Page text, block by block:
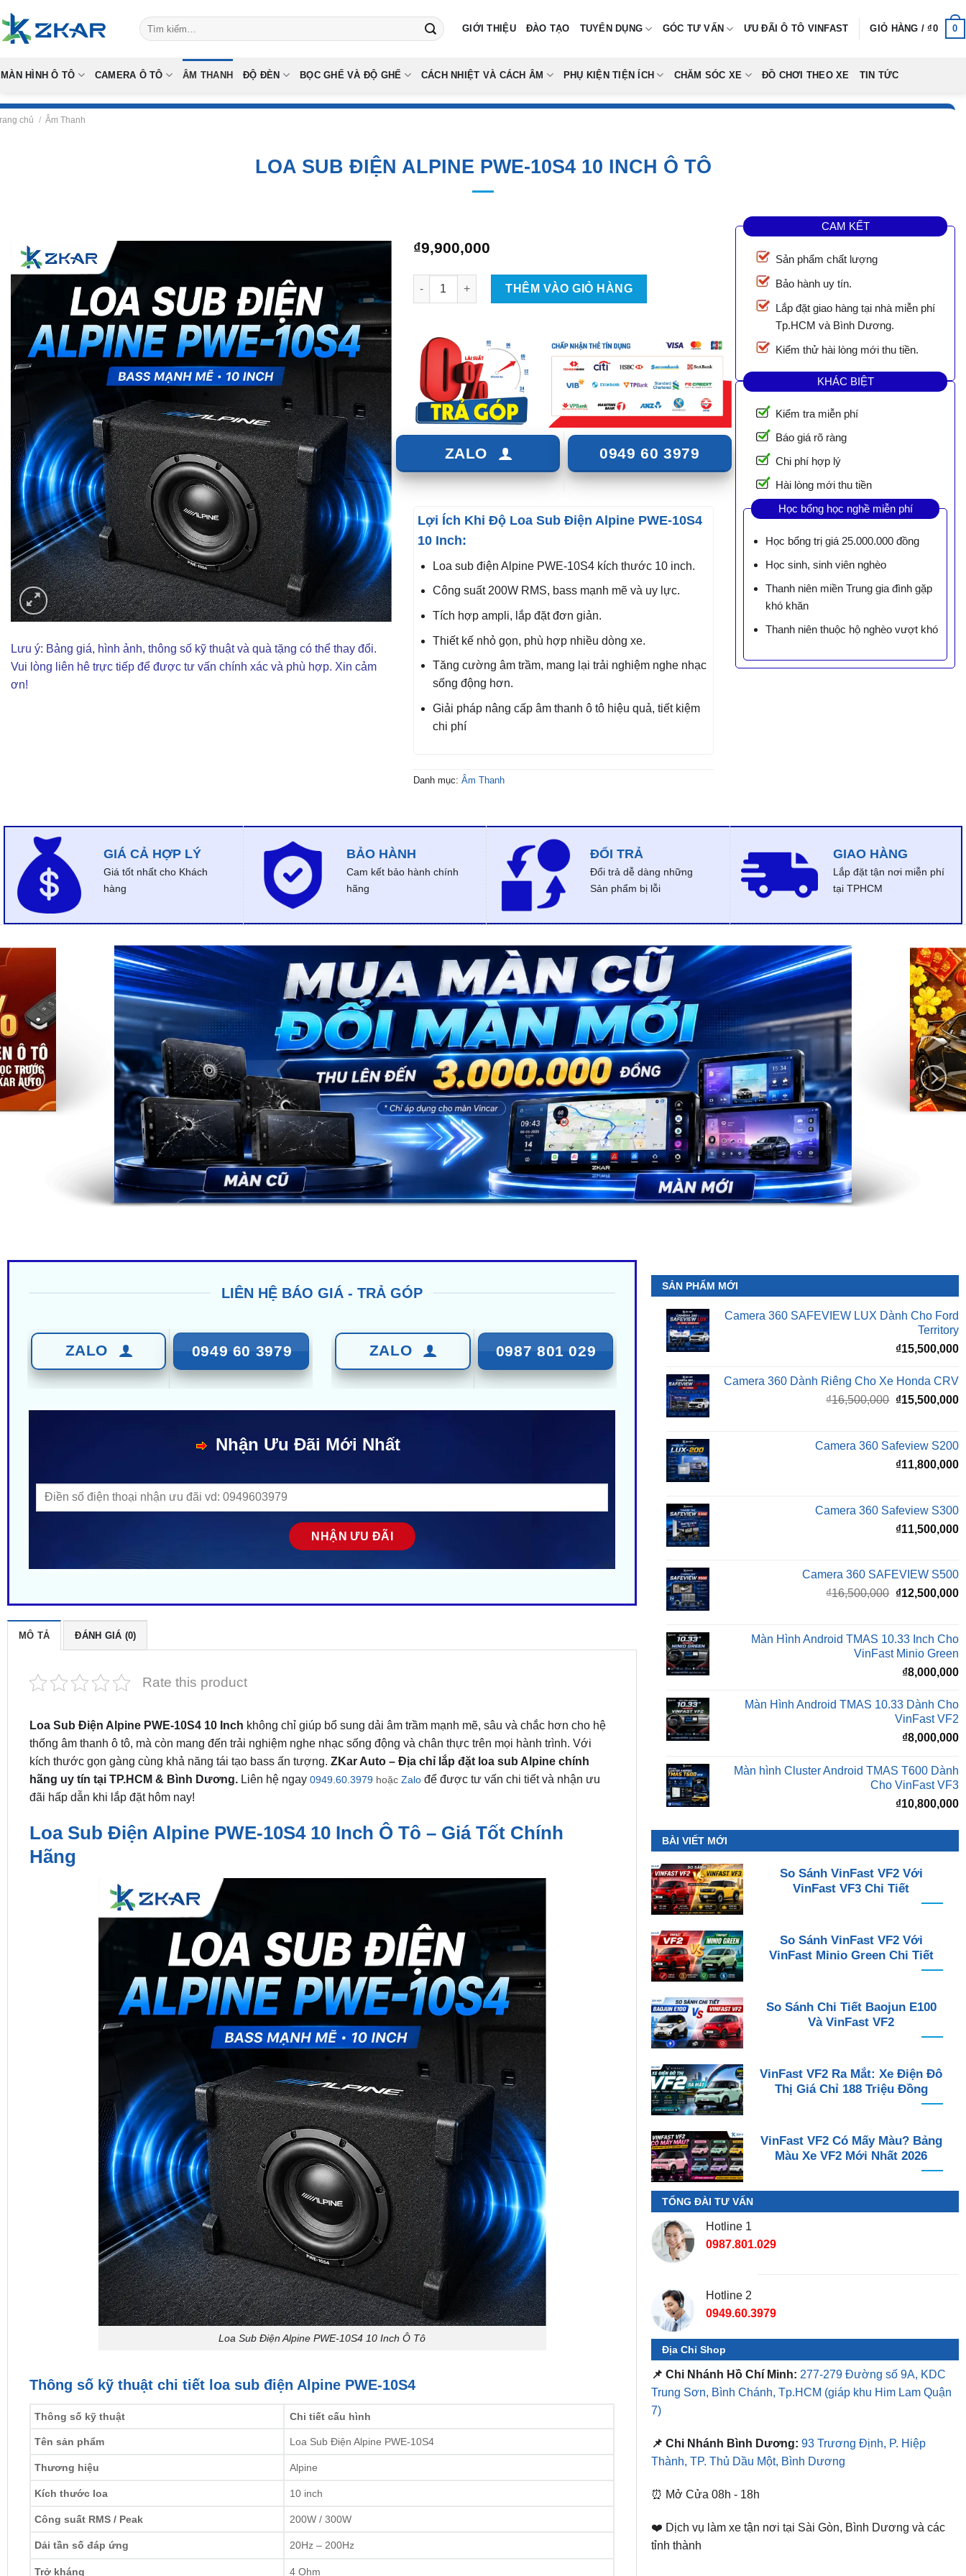
to
content
Tìm
kiếm:
GIỚI THIỆU ĐÀO TẠO TUYỂN DỤNG GÓC TƯ VẤN ƯU ĐÃI Ô TÔ VINFAST GIỎ HÀNG /₫0 0
MÀN HÌNH Ô TÔ CAMERA Ô TÔ ÂM THANH ĐỘ ĐÈN BỌC GHẾ VÀ ĐỘ GHẾ CÁCH NHIỆT VÀ CÁCH ÂM PHỤ KIỆN TIỆN ÍCH CHĂM SÓC XE ĐỒ CHƠI THEO XE TIN TỨC
chủ / Âm Thanh
LOA SUB ĐIỆN ALPINE PWE-10S4 10 INCH Ô TÔ
Lưu ý: Bảng giá, hình ảnh, thông số kỹ thuật và quà tặng có thể thay đổi.
Vui lòng liên hê trực tiếp để được tư vấn chính xác và phù hợp. Xin cảm
ơn!
₫9,900,000
Loa Sub Điện Alpine PWE-10S4 10 Inch Ô Tô số lượng
THÊM VÀO GIỎ HÀNG
ZALO 0949 60 3979
Lợi Ích Khi Độ Loa Sub Điện Alpine PWE-10S4
10 Inch:
Loa sub điện Alpine PWE-10S4 kích thước 10 inch.
Công suất 200W RMS, bass mạnh mẽ và uy lực.
Tích hợp ampli, lắp đặt đơn giản.
Thiết kế nhỏ gọn, phù hợp nhiều dòng xe.
Tăng cường âm trầm, mang lại trải nghiệm nghe nhạc
sống động hơn.
Giải pháp nâng cấp âm thanh ô tô hiệu quả, tiết kiệm
chi phí
Danh mục: Âm Thanh
CAM KẾT
Sản phẩm chất lượng
Bảo hành uy tín.
Lắp đặt giao hàng tại nhà miễn phí
Tp.HCM và Bình Dương.
Kiểm thử hài lòng mới thu tiền.
KHÁC BIỆT
Kiểm tra miễn phí
Báo giá rõ ràng
Chi phí hợp lý
Hài lòng mới thu tiền
Học bổng học nghề miễn phí
Học bổng trị giá 25.000.000 đồng
Học sinh, sinh viên nghèo
Thanh niên miền Trung gia đình gặp
khó khăn
Thanh niên thuộc hộ nghèo vượt khó
GIÁ CẢ HỢP LÝ
Giá tốt nhất cho Khách
hàng
BẢO HÀNH
Cam kết bảo hành chính
hãng
ĐỔI TRẢ
Đổi trả dễ dàng những
Sản phẩm bị lỗi
GIAO HÀNG
Lắp đặt tận nơi miễn phí
tại TPHCM
LIÊN HỆ BÁO GIÁ - TRẢ GÓP
ZALO 0949 60 3979 ZALO 0987 801 029
Nhận Ưu Đãi Mới Nhất
MÔ TẢ ĐÁNH GIÁ (0)
Rate this product
Loa Sub Điện Alpine PWE-10S4 10 Inch không chỉ giúp bổ sung dải âm trầm mạnh mẽ, sâu và chắc hơn cho hệ
thống âm thanh ô tô, mà còn mang đến trải nghiệm nghe nhạc sống động và chân thực trên mọi hành trình. Với
kích thước gọn gàng cùng khả năng tái tạo bass ấn tượng. ZKar Auto – Địa chỉ lắp đặt loa sub Alpine chính
hãng uy tín tại TP.HCM & Bình Dương.Liên hệ ngay 0949.60.3979hoặc Zalođể được tư vấn chi tiết và nhận ưu
đãi hấp dẫn khi lắp đặt hôm nay!
Loa Sub Điện Alpine PWE-10S4 10 Inch Ô Tô – Giá Tốt Chính
Hãng
Loa Sub Điện Alpine PWE-10S4 10 Inch Ô Tô
Thông số kỹ thuật chi tiết loa sub điện Alpine PWE-10S4
Thông số kỹ thuật Chi tiết cấu hình
Tên sản phẩm Loa Sub Điện Alpine PWE-10S4
Thương hiệu Alpine
Kích thước loa 10 inch
Công suất RMS / Peak 200W / 300W
Dải tần số đáp ứng 20Hz – 200Hz
Trở kháng 4 Ohm
SẢN PHẨM MỚI
Camera 360 SAFEVIEW LUX Dành Cho Ford
Territory
₫15,500,000
Camera 360 Dành Riêng Cho Xe Honda CRV
₫16,500,000 Giá
₫16,500,000.
₫15,500,000
Camera 360 Safeview S200
₫11,800,000
Camera 360 Safeview S300
₫11,500,000
Camera 360 SAFEVIEW S500
₫16,500,000 Giá
₫16,500,000.
₫12,500,000
Màn Hình Android TMAS 10.33 Inch Cho
VinFast Minio Green
₫8,000,000
Màn Hình Android TMAS 10.33 Dành Cho
VinFast VF2
₫8,000,000
Màn hình Cluster Android TMAS T600 Dành
Cho VinFast VF3
₫10,800,000
BÀI VIẾT MỚI
So Sánh VinFast VF2 Với
VinFast VF3 Chi Tiết
So Sánh VinFast VF2 Với
VinFast Minio Green Chi Tiết
So Sánh Chi Tiết Baojun E100
Và VinFast VF2
VinFast VF2 Ra Mắt: Xe Điện Đô
Thị Giá Chỉ 188 Triệu Đồng
VinFast VF2 Có Mấy Màu? Bảng
Màu Xe VF2 Mới Nhất 2026
TỔNG ĐÀI TƯ VẤN
Hotline 1
0987.801.029
Hotline 2
0949.60.3979
Địa Chỉ Shop
📌 Chi Nhánh Hồ Chí Minh: 277-279 Đường số 9A, KDC
Trung Sơn, Bình Chánh, Tp.HCM (giáp khu Him Lam Quận
7)
📌 Chi Nhánh Bình Dương: 93 Trương Định, P. Hiệp
Thành, TP. Thủ Dầu Một, Bình Dương
⏰ Mở Cửa 08h - 18h
❤️ Dịch vụ làm xe tận nơi tại Sài Gòn, Bình Dương và các
tỉnh thành